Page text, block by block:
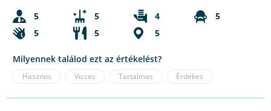
5
5 4
5
5
5 5
Milyennek találod ezt az értékelést?
Hasznos Vicces Tartalmas Érdekes